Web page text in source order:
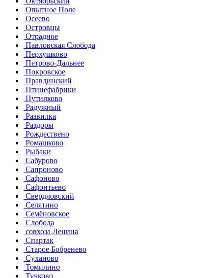
Опытное Поле
Осеево
Островцы
Отрадное
Павловская Слобода
Перхушково
Петрово-Дальнее
Покровское
Правдинский
Птицефабрики
Путилково
Радужный
Развилка
Раздоры
Рождествено
Ромашково
Рыбаки
Сабурово
Сапроново
Сафоново
Сафонтьево
Свердловский
Селятино
Семёновское
Слобода
совхоза Ленина
Спартак
Старое Бобренево
Суханово
Томилино
Тучково